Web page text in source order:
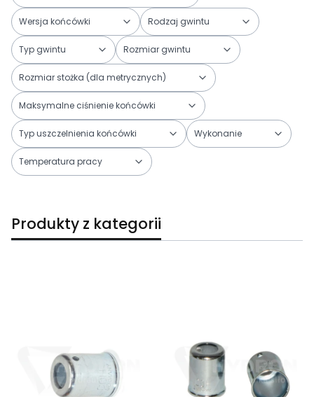
Wersja końcówki Rodzaj gwintu
Typ gwintu Rozmiar gwintu
Rozmiar stożka (dla metrycznych)
Maksymalne ciśnienie końcówki
Typ uszczelnienia końcówki Wykonanie
Temperatura pracy
Produkty z kategorii